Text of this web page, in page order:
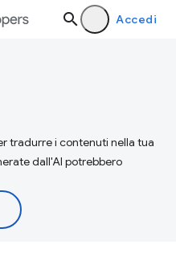
Accedi
tradurre i contenuti nella tua
dall'AI potrebbero